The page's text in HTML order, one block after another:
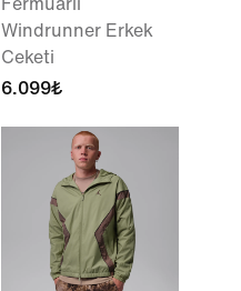
Fermuarlı
Windrunner Erkek
Ceketi
6.099₺